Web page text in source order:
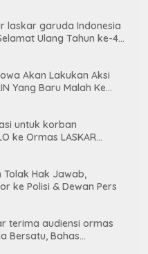
laskar garuda Indonesia
Ulang Tahun ke-44
Akan Lakukan Aksi
Yang Baru Malah Ke
untuk korban
ke Ormas LASKAR
Hak Jawab,
ke Polisi & Dewan Pers
terima audiensi ormas
Bersatu, Bahas